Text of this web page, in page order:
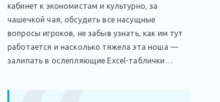
кабинет к экономистам и культурно, за
чашечкой чая, обсудить все насущные
вопросы игроков, не забыв узнать, как им тут
работается и насколько тяжела эта ноша —
залипать в ослепляющие Excel-таблички…